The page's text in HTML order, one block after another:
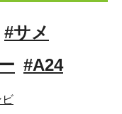
#サメ
#A24
ビ